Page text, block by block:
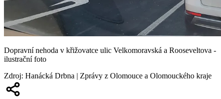
Dopravní nehoda v křižovatce ulic Velkomoravská a Rooseveltova -
ilustrační foto
Zdroj: Hanácká Drbna | Zprávy z Olomouce a Olomouckého kraje